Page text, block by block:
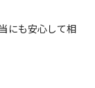
にも安心して相